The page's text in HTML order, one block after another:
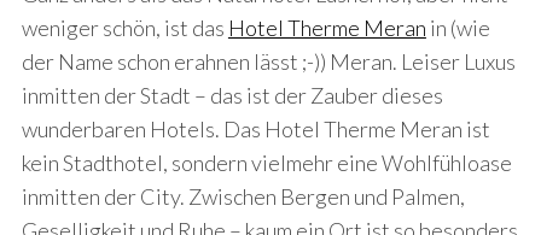
weniger schön, ist das Hotel Therme Meran in (wie
der Name schon erahnen lässt ;-)) Meran. Leiser Luxus
inmitten der Stadt – das ist der Zauber dieses
wunderbaren Hotels. Das Hotel Therme Meran ist
kein Stadthotel, sondern vielmehr eine Wohlfühloase
inmitten der City. Zwischen Bergen und Palmen,